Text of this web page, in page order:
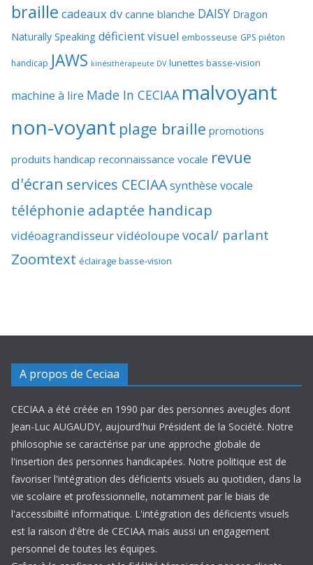
braille cadeaux dv canne blanche DAISY Dragon
Naturally Speaking déficient visuel embosseuse GPS piéton
handicap JAWS kinésithérapeute DV lunettes basse-vision
machine à lire Made In CECIAA malvoyant
non-voyant plage braille promotions
produits handicap reconnaissance vocale revue
d'écran services CECIAAsynthèse vocale
téléphonie adaptée handicap
vidéoagrandisseurvidéoloupevocal/ parlant
Zoomtext éclairage basse-vision
A propos de Ceciaa
CECIAA a été créée en 1990 par des personnes aveugles dont
Jean-Luc AUGAUDY, aujourd'hui Président de la Société. Notre
philosophie se caractérise par une approche globale de
l'insertion des personnes handicapées. Notre politique est de
favoriser l'intégration des déficients visuels au quotidien, dans la
vie scolaire et professionnelle, notamment par le biais de
l'accessibiilté informatique. L'intégration des déficients visuels
est la raison d'être de CECIAA mais aussi un engagement
personnel de toutes les équipes.